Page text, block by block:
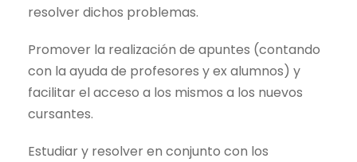
resolver dichos problemas.
Promover la realización de apuntes (contando
con la ayuda de profesores y ex alumnos) y
facilitar el acceso a los mismos a los nuevos
cursantes.
Estudiar y resolver en conjunto con los